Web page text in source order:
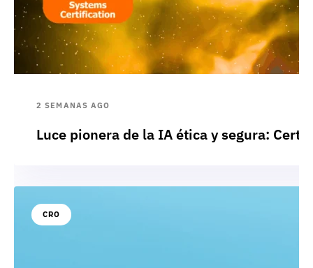
2 SEMANAS AGO
Luce pionera de la IA ética y segura:
CRO